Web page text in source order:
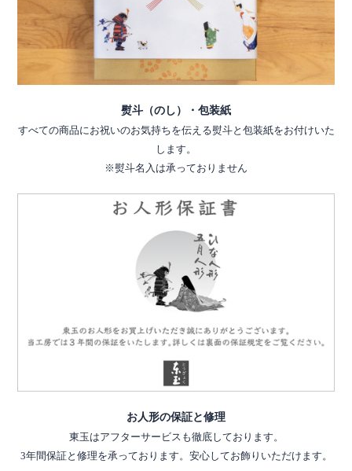
熨斗（のし）・包装紙
すべての商品にお祝いのお気持ちを伝える熨斗と包装紙をお付けいた
します。
※熨斗名入は承っておりません
お人形の保証と修理
東玉はアフターサービスも徹底しております。
3年間保証と修理を承っております。安心してお飾りいただけます。